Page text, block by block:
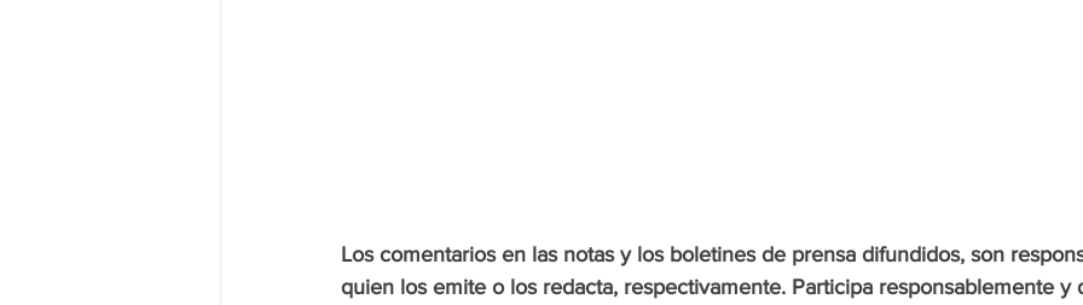
Los comentarios en las notas y los boletines de prensa difundidos, son
quien los emite o los redacta, respectivamente. Participa responsablemente y